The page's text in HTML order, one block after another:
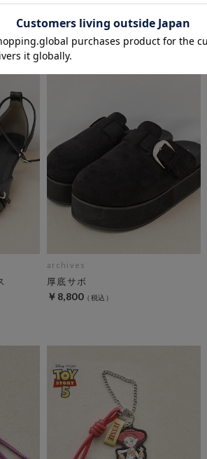
￥5,940 10％OFF
￥6,600
archives
厚底サボ
￥8,800